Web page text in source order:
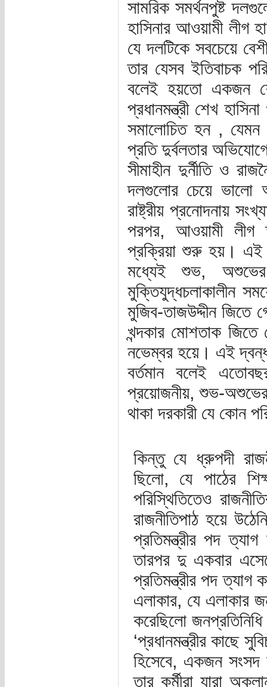
সামরিক সমর্থনপুষ্ট
হাসিনার আওয়ামী লীগ
যে দলটিকে সবচেয়ে
তার যেসব ইতিবাচক
বলেই হয়তো একজন
প্রধানমন্ত্রী শেখ
সমালোচিত হন ,
প্রতি দুর্বলতার
সীমাহীন দুর্নীতি ও
দলগুলোর চেয়ে ভালো
রাষ্ট্রীয় প্রনোদনায়
পরপর, আওয়ামী লীগ
প্রক্রিয়া শুরু হয়। এই
মধ্যেই শুভ,
মুক্তিযুদ্ধচলাকালীন
মুজিব-তাজউদ্দীন জিতে
খন্দকার মোশতাক
নভেম্বর হয়ে। এই
বর্তমান বলেই
প্রয়োজনীয়, শুভ-অশুভের
থাকা দরকারী যে কোন
কিন্তু যে ধ্রুপদী
ছিলো, যে পাঠের
পরিস্থিতিতেও
রাজনীতিপাঠ হয়ে
প্রতিমন্ত্রীর পদ
তারপর দু একবার
প্রতিমন্ত্রীর পদ ত্যাগ
এলাকার, যে এলাকার
করেছিলো
‘প্রধানমন্ত্রীর কাছে
হিসেবে, একজন সংসদ
তার কর্মীরা যারা